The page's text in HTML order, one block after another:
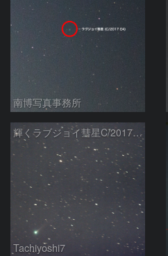
南博写真事務所
輝くラブジョイ彗星C/2017E4
Tachiyoshi7